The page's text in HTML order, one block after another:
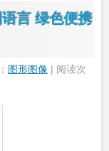
言 绿色便携
图形图像 | 阅读次